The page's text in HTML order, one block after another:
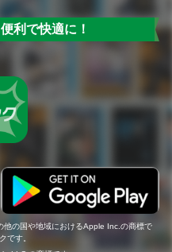
利で快適に！
の国や地域におけるApple Inc.の商標で
です。